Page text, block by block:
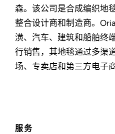
服务
森。该公司是合成编织地
整合设计商和制造商。
潢、汽车、建筑和船舶终
行销售，其地毯通过多渠
场、专卖店和第三方电子